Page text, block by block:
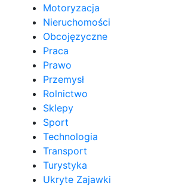
Motoryzacja
Nieruchomości
Obcojęzyczne
Praca
Prawo
Przemysł
Rolnictwo
Sklepy
Sport
Technologia
Transport
Turystyka
Ukryte Zajawki